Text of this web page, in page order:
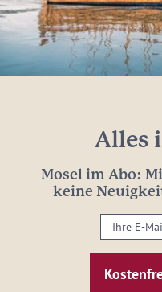
Alles
Mosel im Abo:
keine
Ihre
E-
Mail-
Adresse: